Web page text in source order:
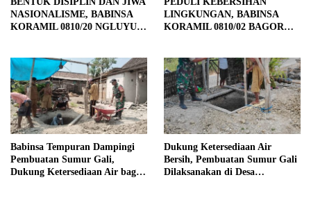
NASIONALISME, BABINSA
KORAMIL 0810/20 NGLUYU
LINGKUNGAN, BABINSA
KORAMIL 0810/02 BAGOR
BAKTI
Babinsa Tempuran Dampingi
Pembuatan Sumur Gali,
Dukung Ketersediaan Air bagi
Dukung Ketersediaan Air
Bersih, Pembuatan Sumur Gali
Dilaksanakan di Desa